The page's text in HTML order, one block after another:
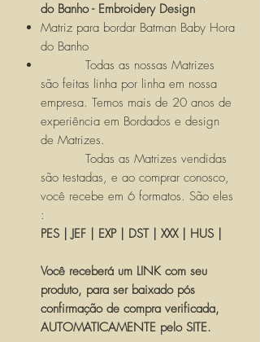
do Banho - Embroidery Design
Matriz para bordar Batman Baby Hora
do Banho
Todas as nossas Matrizes
são feitas linha por linha em nossa
empresa. Temos mais de 20 anos de
experiência em Bordados e design
de Matrizes.
Todas as Matrizes vendidas
são testadas, e ao comprar conosco,
você recebe em 6 formatos. São eles
:
PES | JEF | EXP | DST | XXX | HUS |
Você receberá um LINK com seu
produto, para ser baixado pós
confirmação de compra verificada,
AUTOMATICAMENTE pelo SITE.